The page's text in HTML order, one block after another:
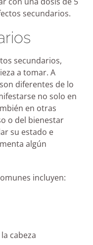
secundarios.
secundarios,
a tomar. A
diferentes de lo
no solo en
en otras
o del bienestar
su estado e
algún
incluyen:
cabeza